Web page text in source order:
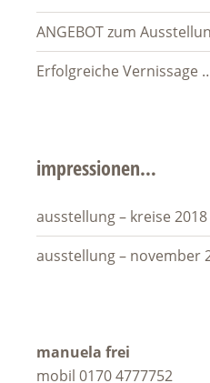
ANGEBOT zum
Erfolgreiche Vernissage
impressionen…
ausstellung – kreise 2018
ausstellung – november
manuela frei
mobil 0170 4777752